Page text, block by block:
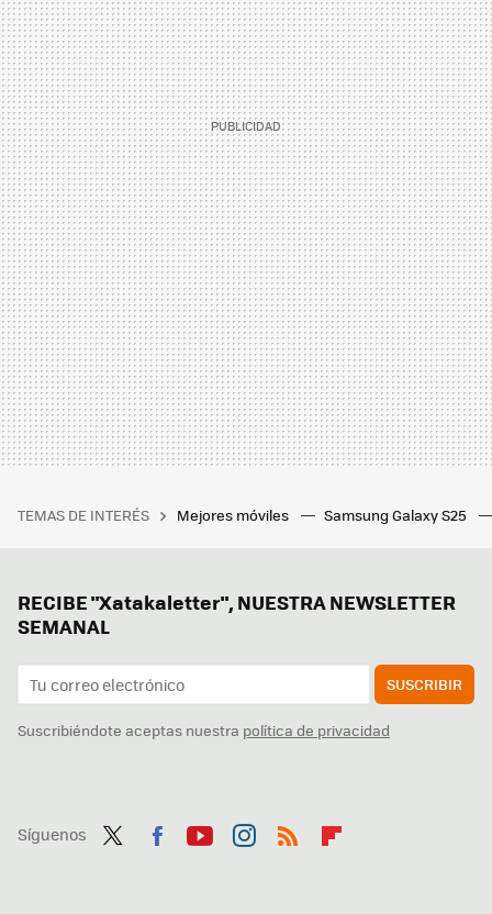
TEMAS DE INTERÉS Mejores móviles Samsung Galaxy S25
RECIBE "Xatakaletter", NUESTRA NEWSLETTER
SEMANAL
SUSCRIBIR
Suscribiéndote aceptas nuestra política de privacidad
Síguenos